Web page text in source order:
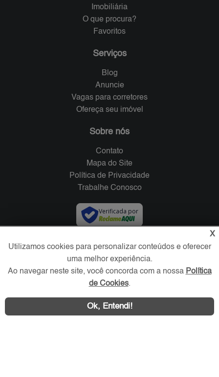
Imobiliária
O que procura?
Favoritos
Serviços
Blog
Anuncie
Vagas para corretores
Ofereça seu imóvel
Sobre nós
Contato
Mapa do Site
Política de Privacidade
Trabalhe Conosco
Verificada por
Redes Sociais
X
Utilizamos cookies para personalizar conteúdos e oferecer
uma melhor experiência.
Ao navegar neste site, você concorda com a nossa Política
de Cookies.
Ok, Entendi!